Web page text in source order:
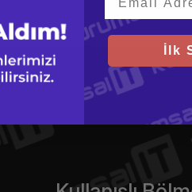
İlk